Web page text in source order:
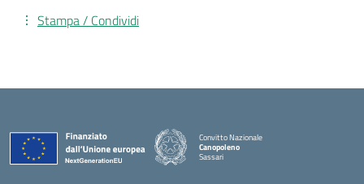
Stampa / Condividi
Convitto Nazionale
Canopoleno
Sassari